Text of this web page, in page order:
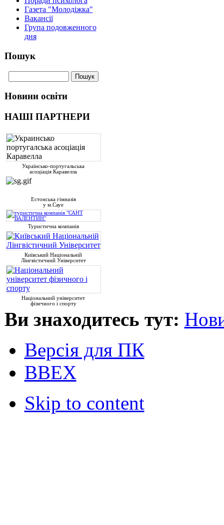
Газета "Молодіжка"
Вакансії
Група подовженного
дня
Пошук
Новини освіти
НАШІ ПАРТНЕРИ
Українсько-португальська
асоціація Каравелла
Естонська гімназія
у м.Сауе
Туристична компанія
Київський Національній
Лінгвістичний Університет
Національний університет
фізичного і спорту
Ви знаходитесь тут:
Версія для ПК
ВВЕХ
Skip to content